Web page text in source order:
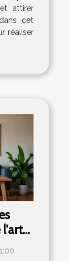
attirer
cet
réaliser
l'art